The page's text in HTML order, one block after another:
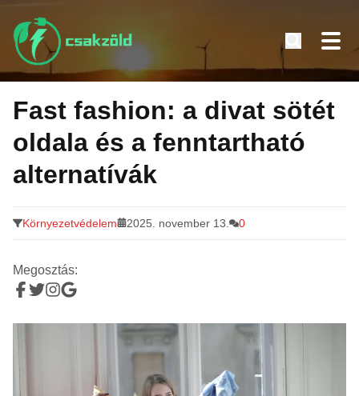
Tovább
tartalomra
Fast fashion: a divat sötét
oldala és a fenntartható
alternatívák
Környezetvédelem 2025. november 13. 0
Megosztás: